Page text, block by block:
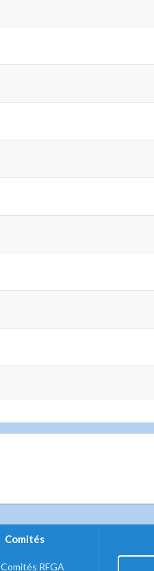
Comités
Comités RFGA